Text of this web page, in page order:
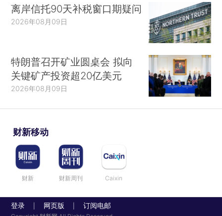
离岸信托90天补税窗口期疑问
2026年08月09日
特朗普召开矿业圆桌会 拟向
关键矿产投资超20亿美元
2026年08月09日
财新移动
财新 财新周刊 Caixin
登录 网页版 订阅电邮